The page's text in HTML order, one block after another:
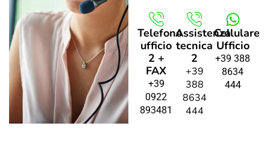
Telefono
ufficio
2 +
FAX
+39
0922
893481
Assistenza
tecnica
2
+39
388
8634
444
Cellulare
Ufficio
+39 388
8634
444